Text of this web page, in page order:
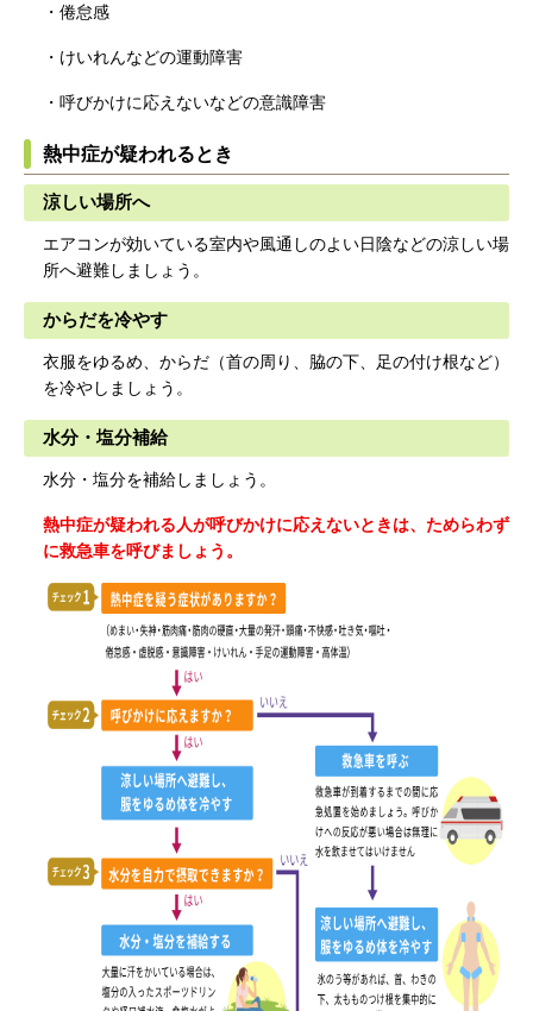
・倦怠感
・けいれんなどの運動障害
・呼びかけに応えないなどの意識障害
熱中症が疑われるとき
涼しい場所へ
エアコンが効いている室内や風通しのよい日陰などの涼しい場
所へ避難しましょう。
からだを冷やす
衣服をゆるめ、からだ（首の周り、脇の下、足の付け根など）
を冷やしましょう。
水分・塩分補給
水分・塩分を補給しましょう。
熱中症が疑われる人が呼びかけに応えないときは、ためらわず
に救急車を呼びましょう。